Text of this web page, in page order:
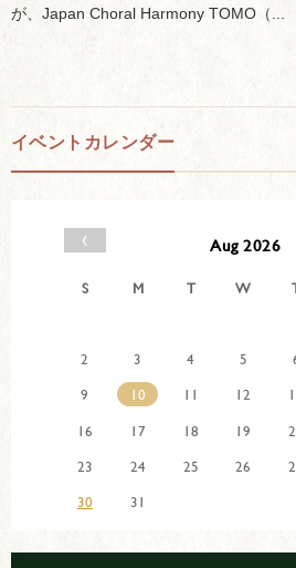
が、Japan Choral Harmony TOMO（...
イベントカレンダー
‹ Aug 2026
S M T W
2
3 4 5
9
10 11 12
16
17 18 19
23
24 25 26
30
31